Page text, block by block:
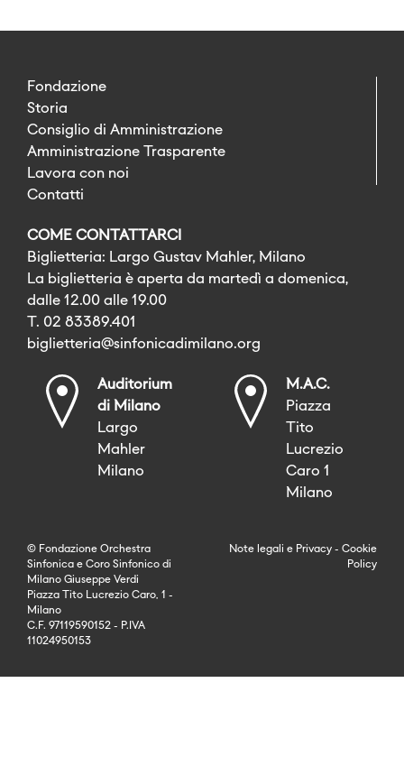
Fondazione
Storia
Consiglio di Amministrazione
Amministrazione Trasparente
Lavora con noi
Contatti
COME CONTATTARCI
Biglietteria: Largo Gustav Mahler, Milano
La biglietteria è aperta da martedì a domenica,
dalle 12.00 alle 19.00
T. 02 83389.401
biglietteria@sinfonicadimilano.org
Auditorium
di Milano
Largo
Mahler
Milano
M.A.C.
Piazza
Tito
Lucrezio
Caro 1
Milano
© Fondazione Orchestra
Sinfonica e Coro Sinfonico di
Milano Giuseppe Verdi
Piazza Tito Lucrezio Caro, 1 -
Milano
C.F. 97119590152 - P.IVA
11024950153
Note legali e Privacy - Cookie
Policy